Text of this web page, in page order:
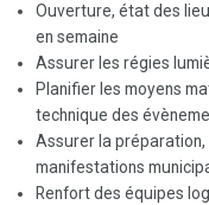
Ouverture, état des
en semaine
Assurer les régies
Planifier les moyens
technique des
Assurer la préparation,
manifestations
Renfort des équipes